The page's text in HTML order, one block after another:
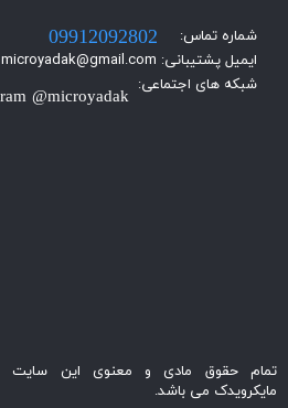
شماره تماس:
ایمیل پشتیبانی: microyadak@gmail.com
شبکه های اجتماعی:
@microyadak
09912092802
تمام حقوق مادی و معنوی این سایت
مایکرویدک می باشد.